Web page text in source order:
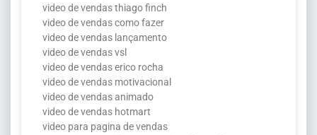
video de vendas thiago finch
video de vendas como fazer
video de vendas lançamento
video de vendas vsl
video de vendas erico rocha
video de vendas motivacional
video de vendas animado
video de vendas hotmart
video para pagina de vendas